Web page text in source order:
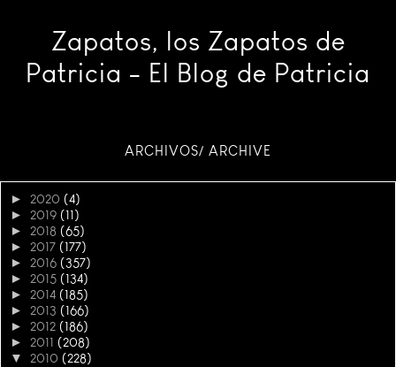
Zapatos, los Zapatos de
Patricia - El Blog de Patricia
ARCHIVOS/ ARCHIVE
► 2020 (4)
► 2019 (11)
► 2018 (65)
► 2017 (177)
► 2016 (357)
► 2015 (134)
► 2014 (185)
► 2013 (166)
► 2012 (186)
► 2011 (208)
▼ 2010 (228)